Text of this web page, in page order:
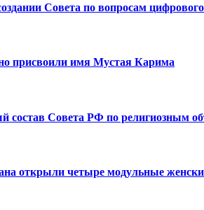
Совета по вопросам
присвоили имя Мустая Карима
состав Совета РФ по религиозным
открыли четыре модульные